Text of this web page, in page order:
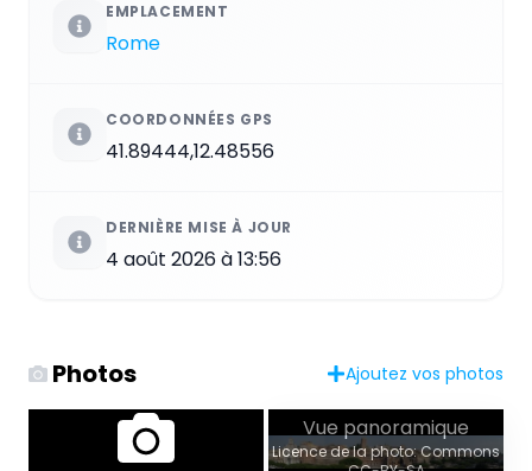
EMPLACEMENT
Rome
COORDONNÉES GPS
41.89444,12.48556
DERNIÈRE MISE À JOUR
4 août 2026 à 13:56
Photos Ajoutez vos photos
Vue panoramique
Licence de la photo: Commons